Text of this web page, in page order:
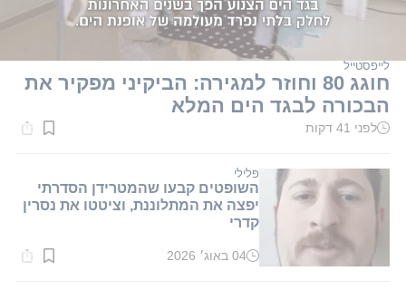
לייפסטייל
חוגג 80 וחוזר למגירה: הביקיני מפקיר את
הבכורה לבגד הים המלא
זמן
דקות.
לפני 41 דקות
פלילי
השופטים קבעו שהמטרידן הסדרתי
יפצה את המתלוננת, וציטטו את נסרין
קדרי
זמן04 באוג׳ 2026